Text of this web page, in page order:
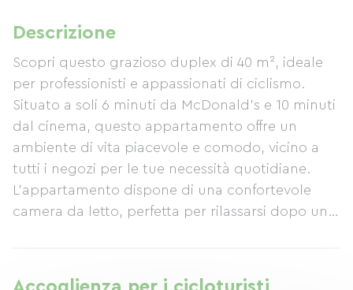
Descrizione
Scopri questo grazioso duplex di 40 m², ideale
per professionisti e appassionati di ciclismo.
Situato a soli 6 minuti da McDonald's e 10 minuti
dal cinema, questo appartamento offre un
ambiente di vita piacevole e comodo, vicino a
tutti i negozi per le tue necessità quotidiane.
L'appartamento dispone di una confortevole
camera da letto, perfetta per rilassarsi dopo una
per il tuo tempo libero. Come ciclista, sarai felice